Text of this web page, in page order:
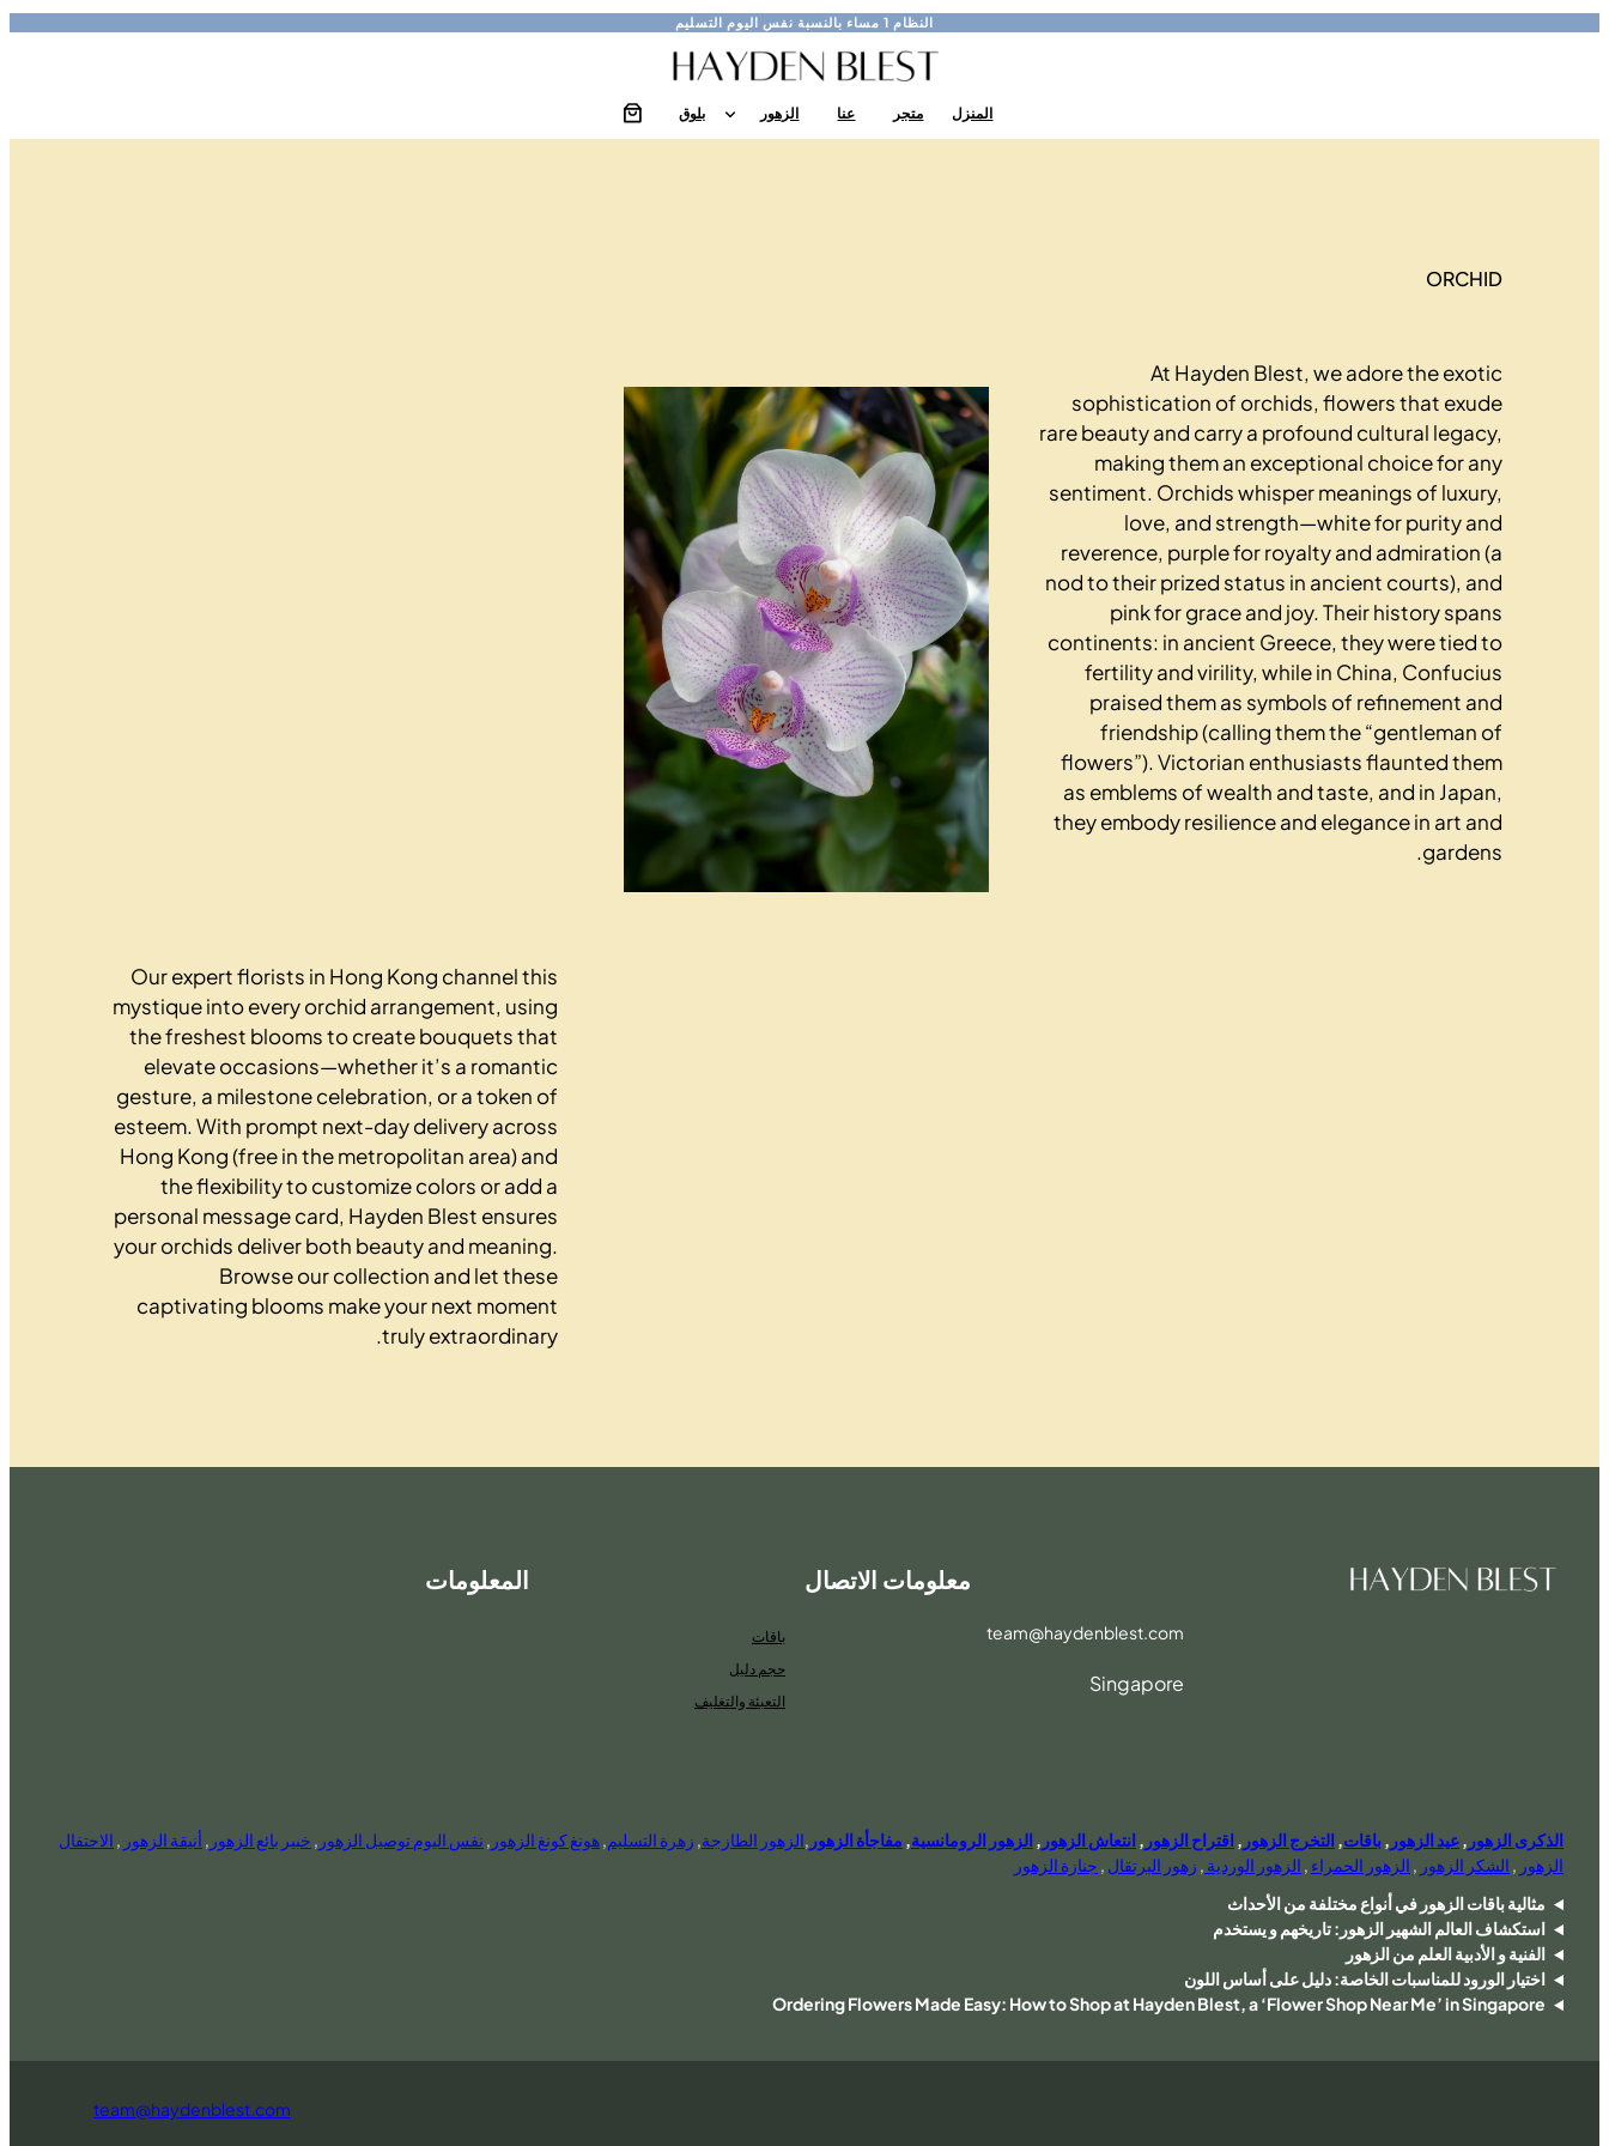
النظام 1 مساء بالنسبة نفس اليوم التسليم
المنزل متجر عنا الزهور بلوق
ORCHID
At Hayden Blest, we adore the exotic
sophistication of orchids, flowers that exude
rare beauty and carry a profound cultural legacy,
making them an exceptional choice for any
sentiment. Orchids whisper meanings of luxury,
love, and strength—white for purity and
reverence, purple for royalty and admiration (a
nod to their prized status in ancient courts), and
pink for grace and joy. Their history spans
continents: in ancient Greece, they were tied to
fertility and virility, while in China, Confucius
praised them as symbols of refinement and
friendship (calling them the “gentleman of
flowers”). Victorian enthusiasts flaunted them
as emblems of wealth and taste, and in Japan,
they embody resilience and elegance in art and
gardens.
Our expert florists in Hong Kong channel this
mystique into every orchid arrangement, using
the freshest blooms to create bouquets that
elevate occasions—whether it’s a romantic
gesture, a milestone celebration, or a token of
esteem. With prompt next-day delivery across
Hong Kong (free in the metropolitan area) and
the flexibility to customize colors or add a
personal message card, Hayden Blest ensures
your orchids deliver both beauty and meaning.
Browse our collection and let these
captivating blooms make your next moment
truly extraordinary.
معلومات الاتصال
team@haydenblest.com
Singapore
المعلومات
باقات
حجم دليل
التعبئة والتغليف
الذكرى الزهور ,عيد الزهور ,باقات, التخرج الزهور , اقتراح الزهور , انتعاش الزهور , الزهور الرومانسية, مفاجأة الزهور ,الزهور الطازجة, زهرة التسليم,هونغ كونغ الزهور , نفس اليوم توصيل الزهور , خبير بائع الزهور , أنيقة الزهور , الاحتفال
الزهور , الشكر الزهور , الزهور الحمراء , الزهور الوردية , زهور البرتقال , جنازة الزهور
مثالية باقات الزهور في أنواع مختلفة من الأحداث
استكشاف العالم الشهير الزهور: تاريخهم و يستخدم
الفنية و الأدبية العلم من الزهور
اختيار الورود للمناسبات الخاصة: دليل على أساس اللون
Ordering Flowers Made Easy: How to Shop at Hayden Blest, a ‘Flower Shop Near Me’ in Singapore
team@haydenblest.com